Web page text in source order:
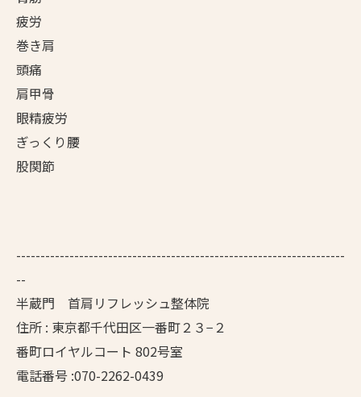
疲労
巻き肩
頭痛
肩甲骨
眼精疲労
ぎっくり腰
股関節
--------------------------------------------------------------------
--
半蔵門 首肩リフレッシュ整体院
住所 : 東京都千代田区一番町２３−２
番町ロイヤルコート 802号室
電話番号 :070-2262-0439